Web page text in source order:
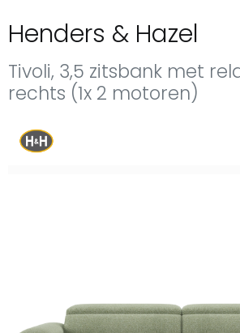
Henders & Hazel
Tivoli, 3,5 zitsbank met
rechts (1x 2 motoren)